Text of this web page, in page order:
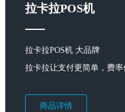
拉卡拉POS机
拉卡拉POS机 大品牌
拉卡拉让支付更简单，费率
商品详情